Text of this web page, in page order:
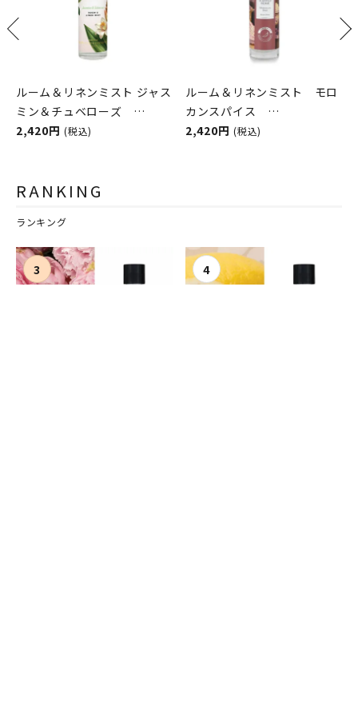
ルーム＆リネンミスト ジャス
ミン＆チュベローズ
100ml The Scented
2,420円 (税込)
ルーム＆リネンミスト モロ
カンスパイス
ASHLEIGH&BURWOOD（ア
2,420円 (税込)
RANKING
ランキング